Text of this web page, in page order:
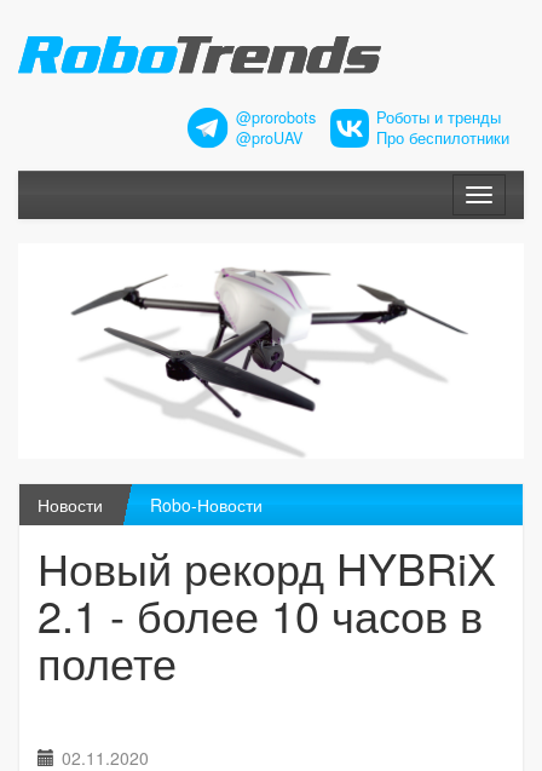
@prorobots
@proUAV
Роботы и тренды
Про беспилотники
Меню
Новости Robo-Новости
Новый рекорд HYBRiX
2.1 - более 10 часов в
полете
02.11.2020